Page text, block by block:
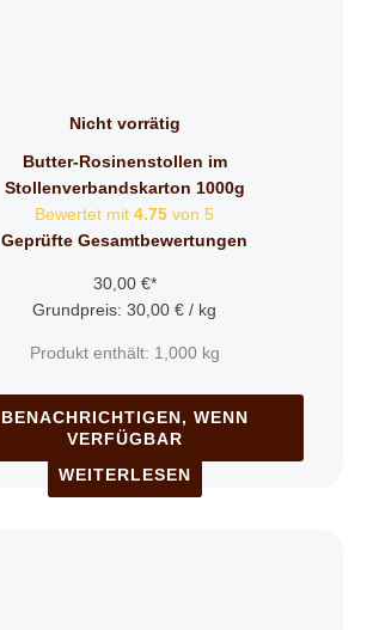
Nicht vorrätig
Butter-Rosinenstollen im
Stollenverbandskarton 1000g
Bewertet mit 4.75 von 5
Geprüfte Gesamtbewertungen
30,00 €*
Grundpreis: 30,00 € / kg
Produkt enthält: 1,000 kg
BENACHRICHTIGEN, WENN
VERFÜGBAR
WEITERLESEN